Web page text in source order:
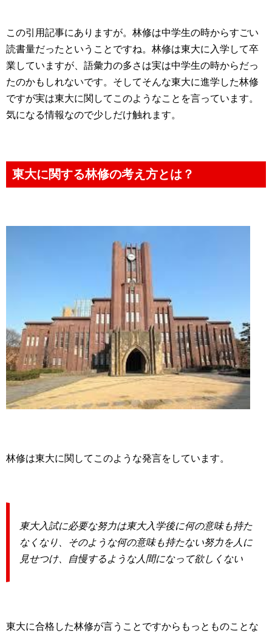
この引用記事にありますが。林修は中学生の時からすごい
読書量だったということですね。林修は東大に入学して卒
業していますが、語彙力の多さは実は中学生の時からだっ
たのかもしれないです。そしてそんな東大に進学した林修
ですが実は東大に関してこのようなことを言っています。
気になる情報なので少しだけ触れます。
東大に関する林修の考え方とは？
林修は東大に関してこのような発言をしています。
東大入試に必要な努力は東大入学後に何の意味も持た
なくなり、そのような何の意味も持たない努力を人に
見せつけ、自慢するような人間になって欲しくない
東大に合格した林修が言うことですからもっとものことな